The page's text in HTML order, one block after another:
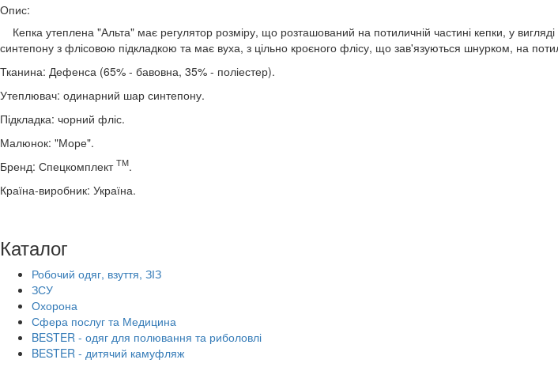
Опис:
Кепка утеплена "Альта" має регулятор розміру, що розташований на потиличній частині кепки, у
синтепону з флісовою підкладкою та має вуха, з цільно кроєного флісу, що зав'язуються шнурком, на
Тканина: Дефенса (65% - бавовна, 35% - поліестер).
Утеплювач: одинарний шар синтепону.
Підкладка: чорний фліс.
Малюнок: "Море".
Бренд: Спецкомплект ТМ.
Країна-виробник: Україна.
Каталог
Робочий одяг, взуття, ЗІЗ
ЗСУ
Охорона
Сфера послуг та Медицина
BESTER - одяг для полювання та риболовлі
BESTER - дитячий камуфляж